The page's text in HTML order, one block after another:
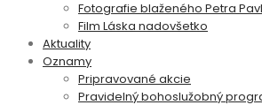
Fotografie blaženého Petra
Film Láska nadovšetko
Aktuality
Oznamy
Pripravované akcie
Pravidelný bohoslužobný